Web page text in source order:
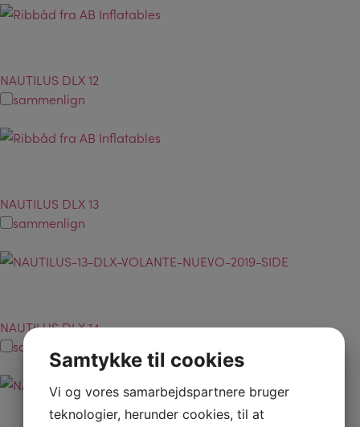
NAUTILUS DLX 12
sammenlign
NAUTILUS DLX 13
sammenlign
NAUTILUS DLX 14
sammenlign
Samtykke til cookies
Vi og vores samarbejdspartnere bruger
teknologier, herunder cookies, til at